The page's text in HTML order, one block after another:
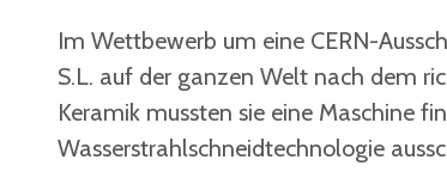
Im Wettbewerb um eine CERN-
S.L. auf der ganzen Welt nach dem
Keramik mussten sie eine Maschine
Wasserstrahlschneidtechnologie